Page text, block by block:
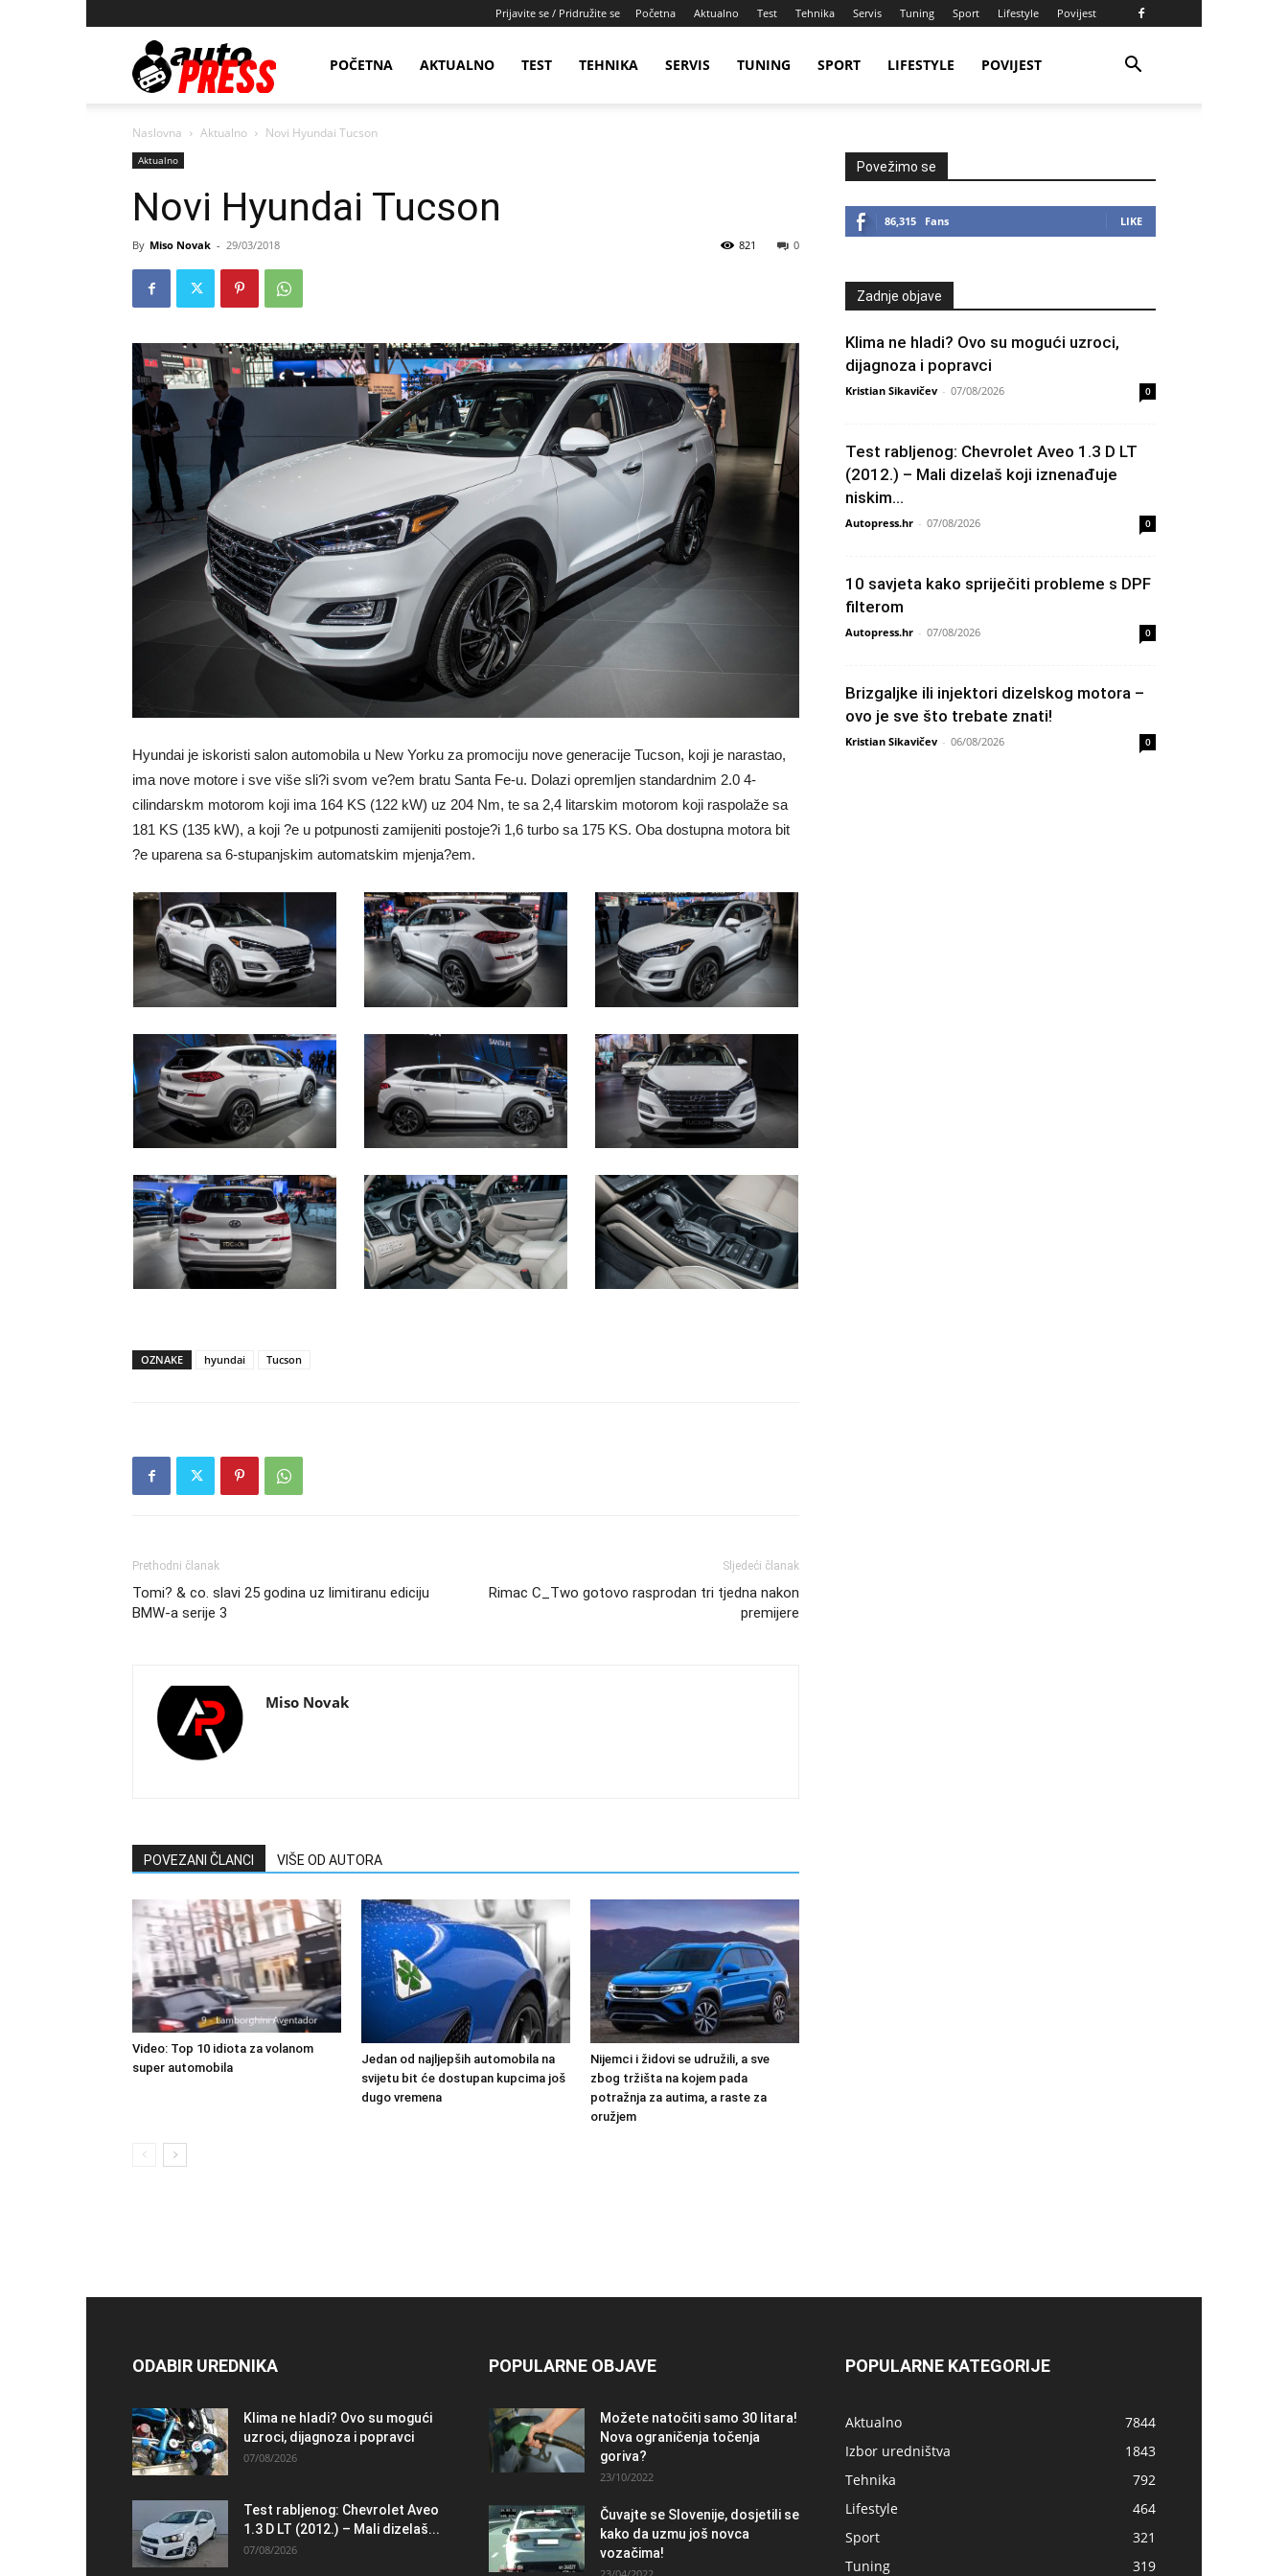
Prijavite se / Pridružite se Početna Aktualno Test Tehnika Servis Tuning Sport Lifestyle Povijest
AutopressHRPOČETNA AKTUALNO TEST TEHNIKA SERVIS TUNING SPORT LIFESTYLE POVIJEST
Naslovna Aktualno Novi Hyundai Tucson
Aktualno
Novi Hyundai Tucson
By Miso Novak - 29/03/2018 0
821
Hyundai je iskoristi salon automobila u New Yorku za promociju nove generacije Tucson, koji je narastao,
ima nove motore i sve više sli?i svom ve?em bratu Santa Fe-u. Dolazi opremljen standardnim 2.0 4-
cilindarskm motorom koji ima 164 KS (122 kW) uz 204 Nm, te sa 2,4 litarskim motorom koji raspolaže sa
181 KS (135 kW), a koji ?e u potpunosti zamijeniti postoje?i 1,6 turbo sa 175 KS. Oba dostupna motora bit
?e uparena sa 6-stupanjskim automatskim mjenja?em.
OZNAKE hyundai Tucson
Prethodni članak
Tomi? & co. slavi 25 godina uz limitiranu ediciju
BMW-a serije 3
Sljedeći članak
Rimac C_Two gotovo rasprodan tri tjedna nakon
premijere
Miso Novak
POVEZANI ČLANCI VIŠE OD AUTORA
Video: Top 10 idiota za volanom
super automobila
Jedan od najljepših automobila na
svijetu bit će dostupan kupcima još
dugo vremena
Nijemci i židovi se udružili, a sve
zbog tržišta na kojem pada
potražnja za autima, a raste za
oružjem
Povežimo se
86,315 Fans LIKE
Zadnje objave
Klima ne hladi? Ovo su mogući uzroci,
dijagnoza i popravci
Kristian Sikavičev - 07/08/2026 0
Test rabljenog: Chevrolet Aveo 1.3 D LT
(2012.) – Mali dizelaš koji iznenađuje
niskim...
Autopress.hr - 07/08/2026 0
10 savjeta kako spriječiti probleme s DPF
filterom
Autopress.hr - 07/08/2026 0
Brizgaljke ili injektori dizelskog motora –
ovo je sve što trebate znati!
Kristian Sikavičev - 06/08/2026 0
ODABIR UREDNIKA
Klima ne hladi? Ovo su mogući
uzroci, dijagnoza i popravci
07/08/2026
Test rabljenog: Chevrolet Aveo
1.3 D LT (2012.) – Mali dizelaš...
07/08/2026
POPULARNE OBJAVE
Možete natočiti samo 30 litara!
Nova ograničenja točenja
goriva?
23/10/2022
Čuvajte se Slovenije, dosjetili se
kako da uzmu još novca
vozačima!
POPULARNE KATEGORIJE
Aktualno
7844
Izbor uredništva
1843
Tehnika
792
Lifestyle
464
Sport
321
Tuning
319